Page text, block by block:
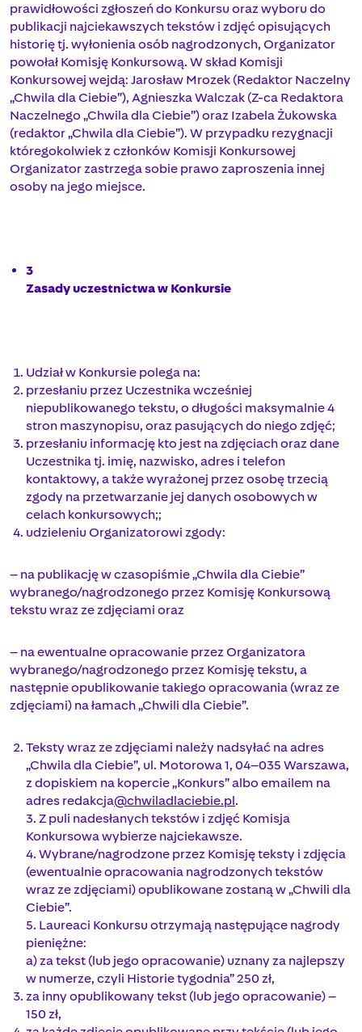
prawidłowości zgłoszeń do Konkursu oraz wyboru do
publikacji najciekawszych tekstów i zdjęć opisujących
historię tj. wyłonienia osób nagrodzonych, Organizator
powołał Komisję Konkursową. W skład Komisji
Konkursowej wejdą: Jarosław Mrozek (Redaktor Naczelny
„Chwila dla Ciebie”), Agnieszka Walczak (Z-ca Redaktora
Naczelnego „Chwila dla Ciebie”) oraz Izabela Żukowska
(redaktor „Chwila dla Ciebie”). W przypadku rezygnacji
któregokolwiek z członków Komisji Konkursowej
Organizator zastrzega sobie prawo zaproszenia innej
osoby na jego miejsce.
3
Zasady uczestnictwa w Konkursie
Udział w Konkursie polega na:
przesłaniu przez Uczestnika wcześniej
niepublikowanego tekstu, o długości maksymalnie 4
stron maszynopisu, oraz pasujących do niego zdjęć;
przesłaniu informację kto jest na zdjęciach oraz dane
Uczestnika tj. imię, nazwisko, adres i telefon
kontaktowy, a także wyrażonej przez osobę trzecią
zgody na przetwarzanie jej danych osobowych w
celach konkursowych;;
udzieleniu Organizatorowi zgody:
– na publikację w czasopiśmie „Chwila dla Ciebie”
wybranego/nagrodzonego przez Komisję Konkursową
tekstu wraz ze zdjęciami oraz
– na ewentualne opracowanie przez Organizatora
wybranego/nagrodzonego przez Komisję tekstu, a
następnie opublikowanie takiego opracowania (wraz ze
zdjęciami) na łamach „Chwili dla Ciebie”.
Teksty wraz ze zdjęciami należy nadsyłać na adres
„Chwila dla Ciebie”, ul. Motorowa 1, 04–035 Warszawa,
z dopiskiem na kopercie „Konkurs” albo emailem na
adres redakcja@chwiladlaciebie.pl.
3. Z puli nadesłanych tekstów i zdjęć Komisja
Konkursowa wybierze najciekawsze.
4. Wybrane/nagrodzone przez Komisję teksty i zdjęcia
(ewentualnie opracowania nagrodzonych tekstów
wraz ze zdjęciami) opublikowane zostaną w „Chwili dla
Ciebie”.
5. Laureaci Konkursu otrzymają następujące nagrody
pieniężne:
a) za tekst (lub jego opracowanie) uznany za najlepszy
w numerze, czyli Historie tygodnia” 250 zł,
za inny opublikowany tekst (lub jego opracowanie) –
150 zł,